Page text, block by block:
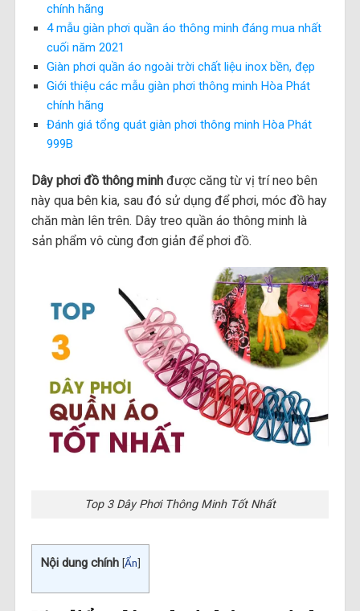
chính hãng
4 mẫu giàn phơi quần áo thông minh đáng mua nhất
cuối năm 2021
Giàn phơi quần áo ngoài trời chất liệu inox bền, đẹp
Giới thiệu các mẫu giàn phơi thông minh Hòa Phát
chính hãng
Đánh giá tổng quát giàn phơi thông minh Hòa Phát
999B
Dây phơi đồ thông minhđược căng từ vị trí neo bên
này qua bên kia, sau đó sử dụng để phơi, móc đồ hay
chăn màn lên trên. Dây treo quần áo thông minh là
sản phẩm vô cùng đơn giản để phơi đồ.
Top 3 Dây Phơi Thông Minh Tốt Nhất
Nội dung chính [Ẩn]